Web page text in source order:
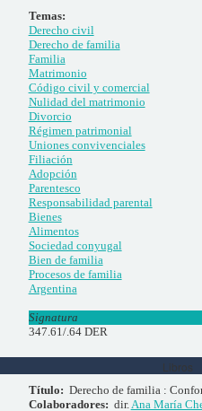
Temas:
Derecho civil
Derecho de familia
Familia
Matrimonio
Código civil y comercial
Nulidad del matrimonio
Divorcio
Régimen patrimonial
Uniones convivenciales
Filiación
Adopción
Parentesco
Responsabilidad parental
Bienes
Alimentos
Sociedad conyugal
Bien de familia
Procesos de familia
Argentina
Signatura
347.61/.64 DER
Libros
Título: Derecho de familia :
Colaboradores: dir.Ana María